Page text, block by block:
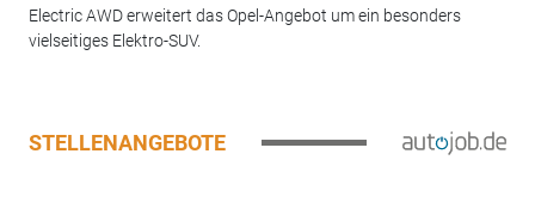
Electric AWD erweitert das Opel-Angebot um ein besonders
vielseitiges Elektro-SUV.
STELLENANGEBOTE